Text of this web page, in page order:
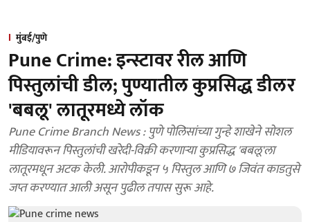
मुंबई/पुणे
Pune Crime: इन्स्टावर रील आणि
पिस्तुलांची डील; पुण्यातील कुप्रसिद्ध डीलर
'बबलू' लातूरमध्ये लॉक
Pune Crime Branch News : पुणे पोलिसांच्या गुन्हे शाखेने सोशल
मीडियावरून पिस्तुलांची खरेदी-विक्री करणाऱ्या कुप्रसिद्ध 'बबलू'ला
लातूरमधून अटक केली. आरोपीकडून ५ पिस्तुल आणि ७ जिवंत काडतुसे
जप्त करण्यात आली असून पुढील तपास सुरू आहे.